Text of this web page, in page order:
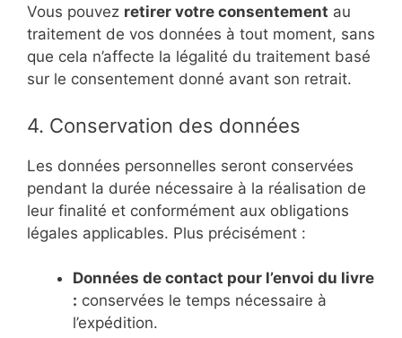
Vous pouvez retirer votre consentement au
traitement de vos données à tout moment, sans
que cela n’affecte la légalité du traitement basé
sur le consentement donné avant son retrait.
4. Conservation des données
Les données personnelles seront conservées
pendant la durée nécessaire à la réalisation de
leur finalité et conformément aux obligations
légales applicables. Plus précisément :
Données de contact pour l’envoi du livre
: conservées le temps nécessaire à
l’expédition.